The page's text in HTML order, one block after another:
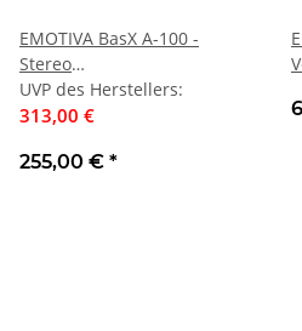
EMOTIVA BasX A-100 -
Stereo
Endstufe/Verstärker/
160Watt | Auspackware,
UVP des Herstellers:
313,00 €
255,00 € *